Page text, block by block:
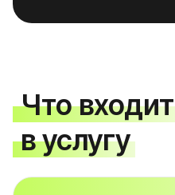
Что входит
в услугу